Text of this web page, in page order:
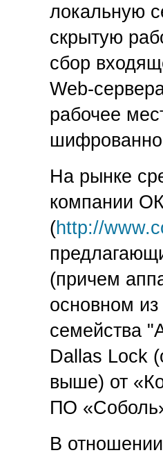
локальную
скрытую
сбор
Web-
рабочее
На рынке
компании
(http://
(причем
основном
семейства
Dallas Lock
выше) от
ПО
В